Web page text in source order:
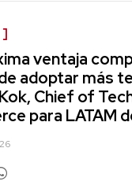
ventaja
adoptar más
Chief of
para LATAM